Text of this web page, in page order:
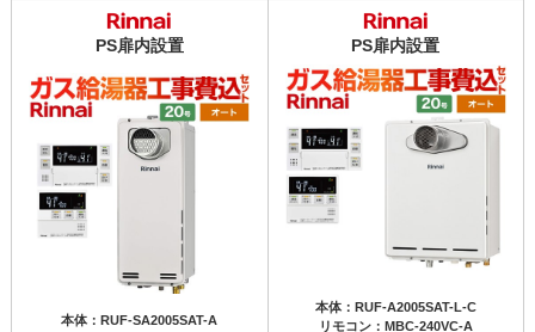
PS扉内設置
本体：RUF-SA2005SAT-A
PS扉内設置
本体：RUF-A2005SAT-L-C
リモコン：MBC-240VC-A